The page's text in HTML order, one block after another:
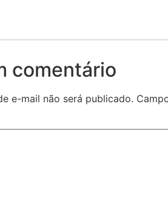
comentário
e-mail não será publicado.